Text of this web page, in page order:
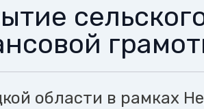
области в рамках